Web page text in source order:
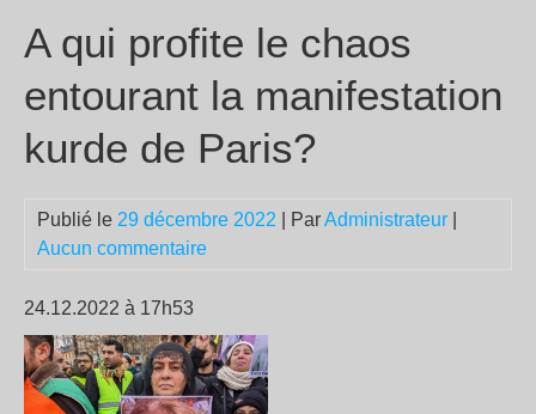
A qui profite le chaos
entourant la manifestation
kurde de Paris?
Publié le 29 décembre 2022 | ParAdministrateur
Aucun commentaire
24.12.2022 à 17h53